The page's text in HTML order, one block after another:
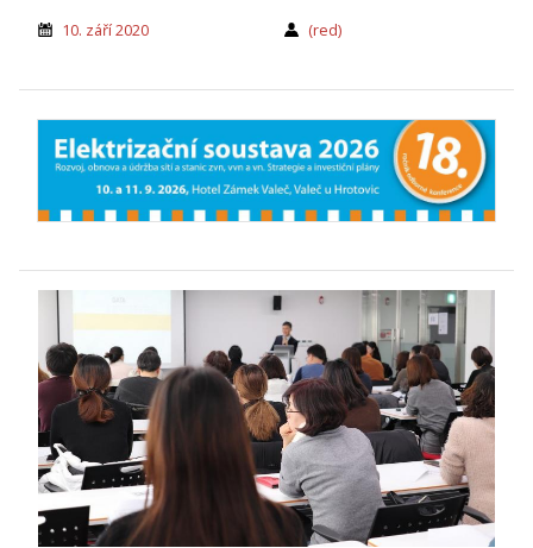
10. září 2020 (red)